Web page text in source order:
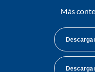
Más
Descarga
Descarga